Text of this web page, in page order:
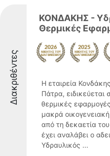
Διακριθέντες
ΚΟΝΔΑΚΗΣ -
Θερμικές
Η εταιρεία
Πάτρα, ειδικεύεται
θερμικές
μακρά
από τη δεκαετία
έχει αναλάβει ο
Υδραυλικός ...